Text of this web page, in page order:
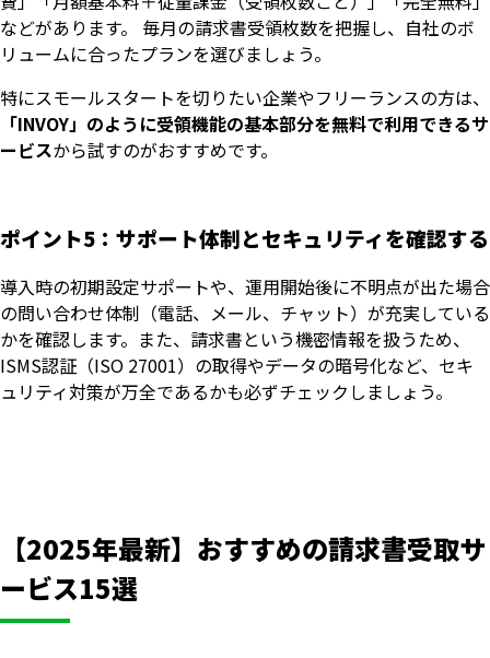
などがあります。 毎月の請求書受領枚数を把握し、自社のボ
リュームに合ったプランを選びましょう。
特にスモールスタートを切りたい企業やフリーランスの方は、
「INVOY」のように受領機能の基本部分を無料で利用できるサ
ービスから試すのがおすすめです。
ポイント5：サポート体制とセキュリティを確認する
導入時の初期設定サポートや、運用開始後に不明点が出た場合
の問い合わせ体制（電話、メール、チャット）が充実している
かを確認します。また、請求書という機密情報を扱うため、
ISMS認証（ISO 27001）の取得やデータの暗号化など、セキ
ュリティ対策が万全であるかも必ずチェックしましょう。
【2025年最新】おすすめの請求書受取サ
ービス15選